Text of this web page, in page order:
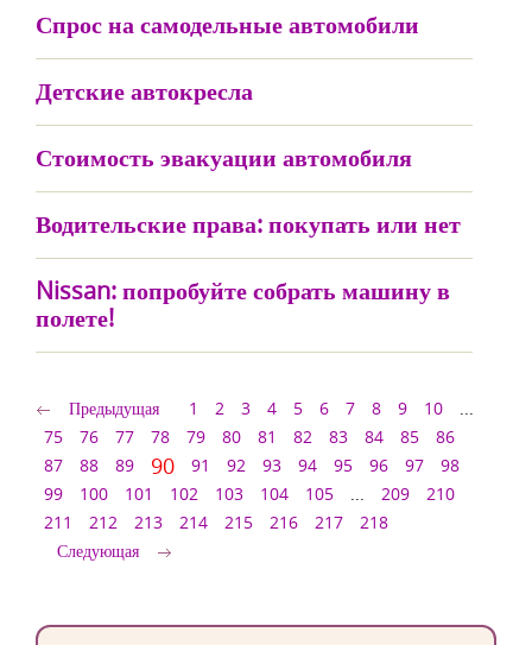
Спрос на самодельные автомобили
Детские автокресла
Стоимость эвакуации автомобиля
Водительские права: покупать или нет
Nissan: попробуйте собрать машину в
полете!
Предыдущая 1 2 3 4 5 6 7 8 9 10
...
75
76 77 78 79 80 81 82 83 84 85
86
87
88 89 90 91 92 93 94 95 96 97
98
99
100 101 102 103 104 105 ... 209
210
211
212 213 214 215 216 217
218
Следующая